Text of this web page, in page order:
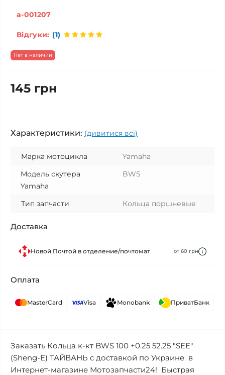
a-001207
Відгуки: (1)
Нет в наличии
145 грн
Характеристики: (дивитися всі)
Марка мотоцикла
Yamaha
Модель скутера
Yamaha
BWS
Тип запчасти Кольца поршневые
Доставка
Новой Почтой в отделение/почтомат от 60 грн
Оплата
MasterCard Visa Monobank ПриватБанк
Заказать Кольца к-кт BWS 100 +0.25 52.25 "SEE"
(Sheng-E) ТАЙВАНЬ с доставкой по Украине в
Интернет-магазине Мотозапчасти24! Быстрая